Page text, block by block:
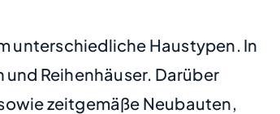
unterschiedliche Haustypen. In
Reihenhäuser. Darüber
zeitgemäße Neubauten,